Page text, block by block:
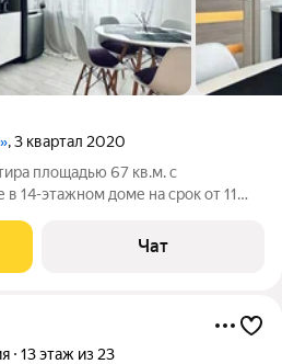
, 3 квартал 2020
площадью 67 кв.м. с
14-этажном доме на срок от 11
двор и на
Чат
13 этаж из 23